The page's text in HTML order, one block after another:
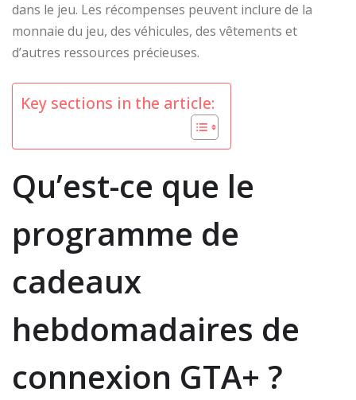
dans le jeu. Les récompenses peuvent inclure de la
monnaie du jeu, des véhicules, des vêtements et
d’autres ressources précieuses.
Key sections in the article:
Qu’est-ce que le
programme de
cadeaux
hebdomadaires de
connexion GTA+ ?